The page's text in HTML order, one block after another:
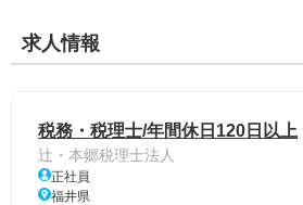
求人情報
税務・税理士/年間休日120日以上
辻・本郷税理士法人
正社員
福井県